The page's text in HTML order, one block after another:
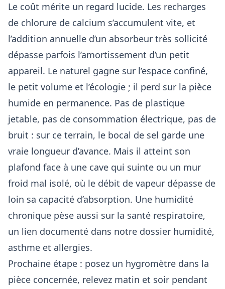
Le coût mérite un regard lucide. Les recharges
de chlorure de calcium s’accumulent vite, et
l’addition annuelle d’un absorbeur très sollicité
dépasse parfois l’amortissement d’un petit
appareil. Le naturel gagne sur l’espace confiné,
le petit volume et l’écologie ; il perd sur la pièce
humide en permanence. Pas de plastique
jetable, pas de consommation électrique, pas de
bruit : sur ce terrain, le bocal de sel garde une
vraie longueur d’avance. Mais il atteint son
plafond face à une cave qui suinte ou un mur
froid mal isolé, où le débit de vapeur dépasse de
loin sa capacité d’absorption. Une humidité
chronique pèse aussi sur la santé respiratoire,
un lien documenté dans notre dossier humidité,
asthme et allergies.
Prochaine étape : posez un hygromètre dans la
pièce concernée, relevez matin et soir pendant